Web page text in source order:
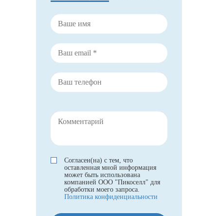
Согласен(на) с тем, что
оставленная мной информация
может быть использована
компанией ООО "Пикоселл" для
обработки моего запроса.
Политика конфиденциальности